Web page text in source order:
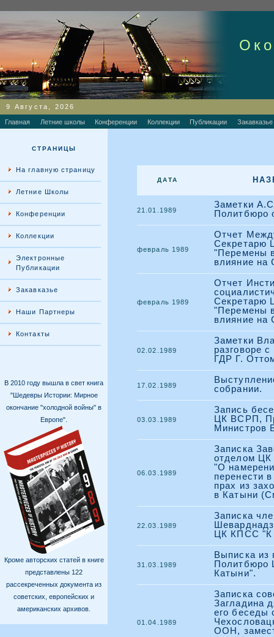
9 Августа, 2026
Главная Летние школы Конференции Коллекции Публикации Закавказье
СТРАНИЦЫ
На главную страницу
Летние Школы
Конференции
Коллекции
Электронные
Публикации
Закавказье
Наши Партнеры
Контакты
В 2010 году вышла в свет книга
"Шедевры Истории: Мирное
окончание "холодной войны" в
Европе".
Кроме авторских статей в книге
представлены 122
рассекреченных документа из
советских, европейских и
американских архивов.
ДАТА
21.01.1989
Заметки
Политбюро
февраль 1989
Отчет
Секретарю
"Перемены
влияние
февраль 1989
Отчет
Секретарю
"Перемены
влияние
02.02.1989
Заметки
разговоре
ГДР Г.
17.02.1989
собрании.
03.03.1989
Запись
ЦК ВСРП,
Министров
06.03.1989
Записка
отделом
"О
перенести
прах из
в Катыни
22.03.1989
Записка
ЦК КПСС "К
31.03.1989
Выписка из
Политбюро
Катыни".
01.04.1989
Записка
Загладина
его беседы
ООН,